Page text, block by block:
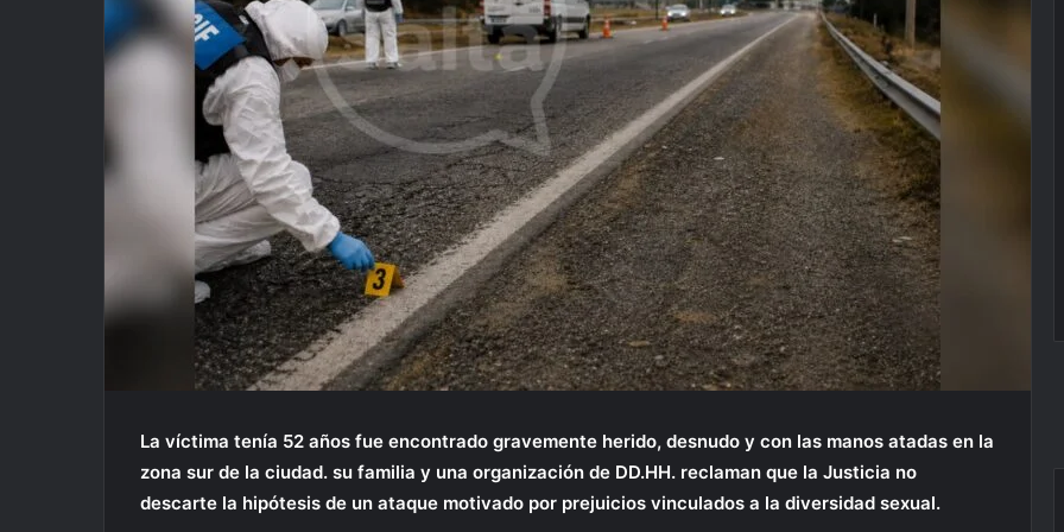
La víctima tenía 52 años fue encontrado gravemente herido, desnudo y con las manos atadas en la
zona sur de la ciudad. su familia y una organización de DD.HH. reclaman que la Justicia no
descarte la hipótesis de un ataque motivado por prejuicios vinculados a la diversidad sexual.